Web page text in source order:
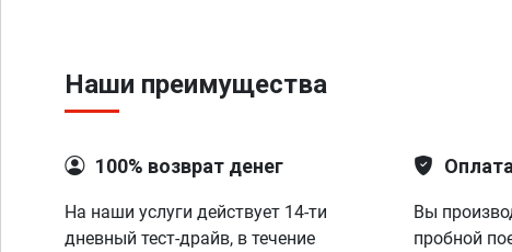
Наши преимущества
100% возврат денег
На наши услуги действует 14-ти
дневный тест-драйв, в течение
Вы
пробной